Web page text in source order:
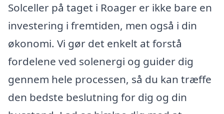
Solceller på taget i Roager er ikke bare en
investering i fremtiden, men også i din
økonomi. Vi gør det enkelt at forstå
fordelene ved solenergi og guider dig
gennem hele processen, så du kan træffe
den bedste beslutning for dig og din